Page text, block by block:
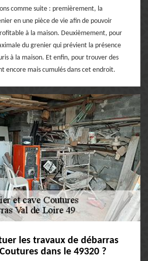
comme suite : premièrement, la
en une pièce de vie afin de pouvoir
à la maison. Deuxièmement, pour
du grenier qui prévient la présence
à la maison. Et enfin, pour trouver des
encore mais cumulés dans cet endroit.
les travaux de débarras
dans le 49320 ?